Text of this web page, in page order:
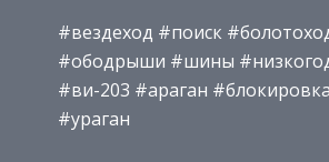
#вездеход #поиск
#ободрыши #шины
#ви-203 #араган
#ураган